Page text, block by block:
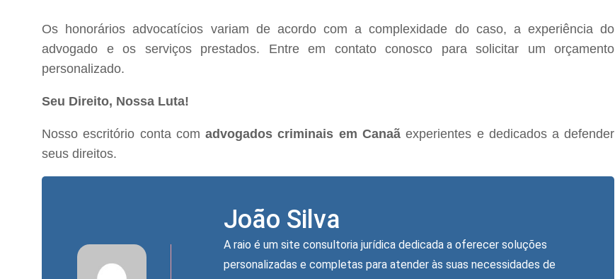
Os honorários advocatícios variam de acordo com a complexidade do caso, a experiência do
advogado e os serviços prestados. Entre em contato conosco para solicitar um orçamento
personalizado.
Seu Direito, Nossa Luta!
Nosso escritório conta comadvogados criminais em Canaãexperientes e dedicados a defender
seus direitos.
João Silva
A raio é um site consultoria jurídica dedicada a oferecer soluções
personalizadas e completas para atender às suas necessidades de